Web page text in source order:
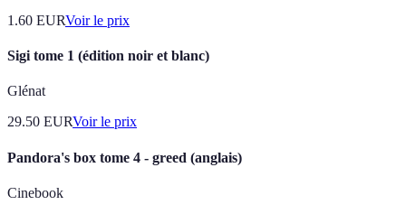
1.60 EURVoir le prix
Sigi tome 1 (édition noir et blanc)
Glénat
29.50 EURVoir le prix
Pandora's box tome 4 - greed (anglais)
Cinebook